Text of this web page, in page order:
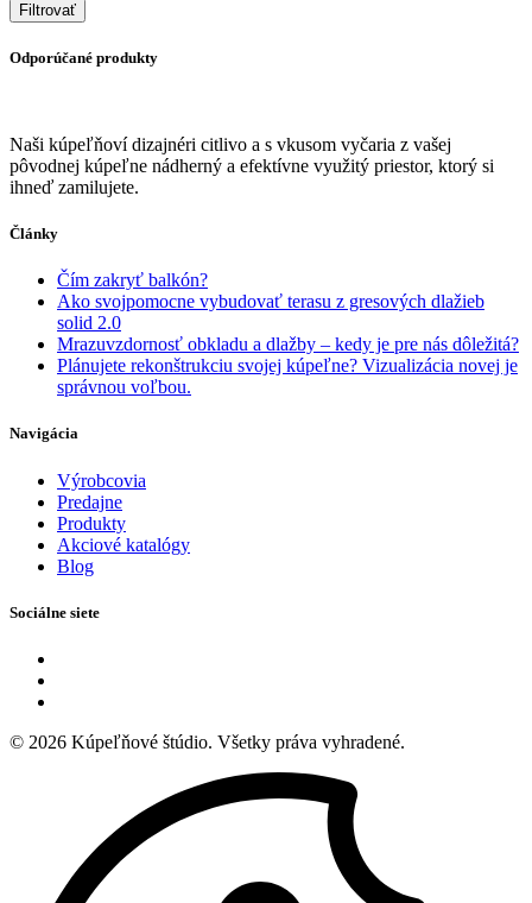
Odporúčané produkty
Naši kúpeľňoví dizajnéri citlivo a s vkusom vyčaria z vašej
pôvodnej kúpeľne nádherný a efektívne využitý priestor, ktorý si
ihneď zamilujete.
Články
Čím zakryť balkón?
Ako svojpomocne vybudovať terasu z gresových dlažieb
solid 2.0
Mrazuvzdornosť obkladu a dlažby – kedy je pre nás dôležitá?
Plánujete rekonštrukciu svojej kúpeľne? Vizualizácia novej je
správnou voľbou.
Navigácia
Výrobcovia
Predajne
Produkty
Akciové katalógy
Blog
Sociálne siete
© 2026 Kúpeľňové štúdio. Všetky práva vyhradené.